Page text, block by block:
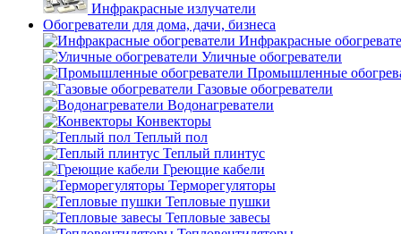
Инфракрасные излучатели
Обогреватели для дома, дачи, бизнеса
Инфракрасные
Уличные обогреватели
Промышленные
Газовые обогреватели
Водонагреватели
Конвекторы
Теплый пол
Теплый плинтус
Греющие кабели
Терморегуляторы
Тепловые пушки
Тепловые завесы